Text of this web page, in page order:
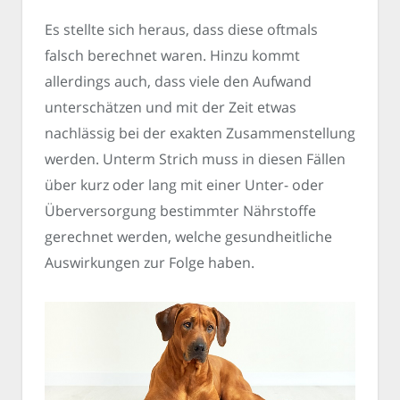
Es stellte sich heraus, dass diese oftmals
falsch berechnet waren. Hinzu kommt
allerdings auch, dass viele den Aufwand
unterschätzen und mit der Zeit etwas
nachlässig bei der exakten Zusammenstellung
werden. Unterm Strich muss in diesen Fällen
über kurz oder lang mit einer Unter- oder
Überversorgung bestimmter Nährstoffe
gerechnet werden, welche gesundheitliche
Auswirkungen zur Folge haben.